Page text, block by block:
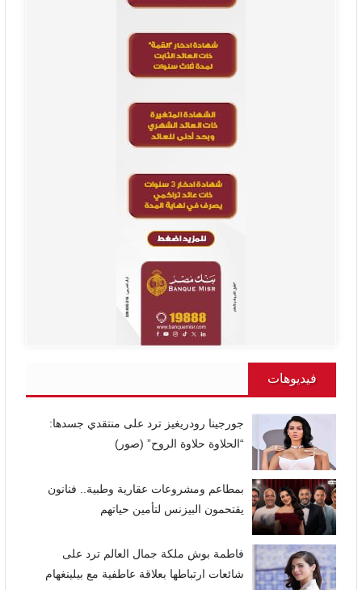
فيديوهات
جورجينا رودريغيز ترد على منتقدي جسدها:
“الحلاوة حلاوة الروح” (صور)
بمطاعم ومشروعات عقارية وطبية.. فنانون
يقتحمون البيزنس لتأمين حياتهم
فاطمة بوش ملكة جمال العالم ترد على
شائعات ارتباطها بعلاقة عاطفية مع بيلينغهام